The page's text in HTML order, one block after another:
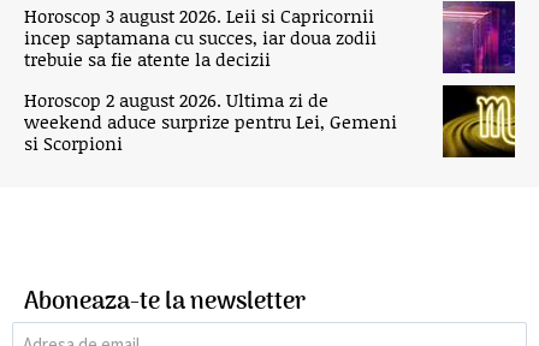
Horoscop 3 august 2026. Leii si Capricornii
incep saptamana cu succes, iar doua zodii
trebuie sa fie atente la decizii
Horoscop 2 august 2026. Ultima zi de
weekend aduce surprize pentru Lei, Gemeni
si Scorpioni
Aboneaza-te la newsletter